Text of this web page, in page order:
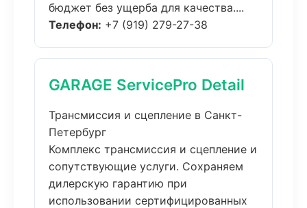
бюджет без ущерба для качества....
Телефон: +7 (919) 279-27-38
GARAGE ServicePro Detail
Трансмиссия и сцепление в Санкт-
Петербург
Комплекс трансмиссия и сцепление и
сопутствующие услуги. Сохраняем
дилерскую гарантию при
использовании сертифицированных